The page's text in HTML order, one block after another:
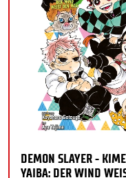
DEMON SLAYER -
YAIBA: DER WIND